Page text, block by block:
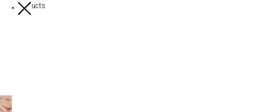
More products